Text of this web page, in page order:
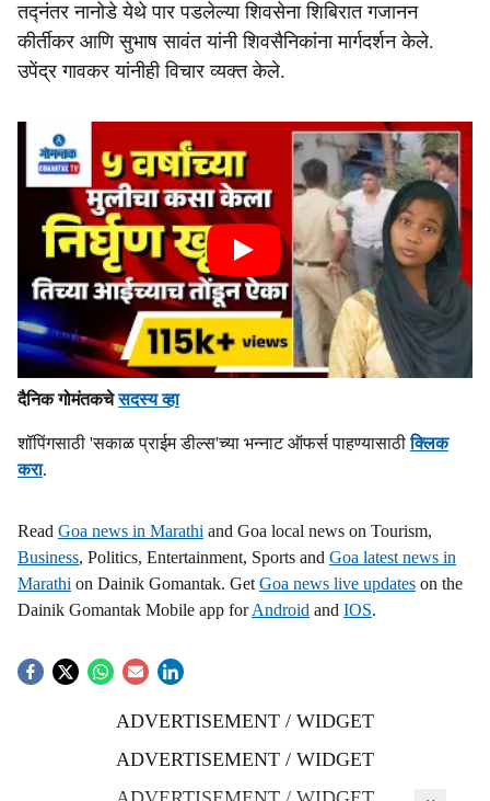
तद्नंतर नानोडे येथे पार पडलेल्या शिवसेना शिबिरात गजानन
कीर्तीकर आणि सुभाष सावंत यांनी शिवसैनिकांना मार्गदर्शन केले.
उपेंद्र गावकर यांनीही विचार व्यक्त केले.
दैनिक गोमंतकचेसदस्य व्हा
शॉपिंगसाठी 'सकाळ प्राईम डील्स'च्या भन्नाट ऑफर्स पाहण्यासाठीक्लिक
करा.
Read Goa news in Marathi and Goa local news on Tourism,
Business, Politics, Entertainment, Sports and Goa latest news in
Marathi on Dainik Gomantak. Get Goa news live updates on the
Dainik Gomantak Mobile app forAndroid and IOS.
ADVERTISEMENT / WIDGET
ADVERTISEMENT / WIDGET